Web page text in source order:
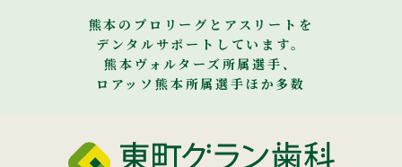
熊本のプロリーグとアスリートを
デンタルサポートしています。
熊本ヴォルターズ所属選手、
ロアッソ熊本所属選手ほか多数